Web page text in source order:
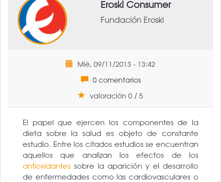
Eroski Consumer
Fundación Eroski
Mié, 09/11/2013 - 13:42
0 comentarios
valoración 0 / 5
El papel que ejercen los componentes de la
dieta sobre la salud es objeto de constante
estudio. Entre los citados estudios se encuentran
aquellos que analizan los efectos de los
antioxidantes sobre la aparición y el desarrollo
de enfermedades como las cardiovasculares o